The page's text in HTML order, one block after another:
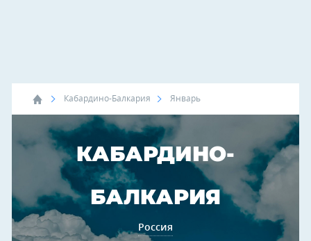
Кабардино-Балкария Январь
КАБАРДИНО-
БАЛКАРИЯ
Россия